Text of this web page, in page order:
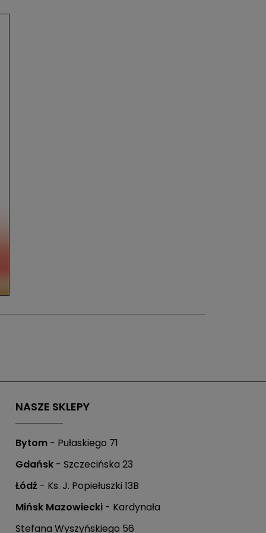
a Ty masz 21 dni , aby płatność
NASZE SKLEPY
Bytom - Pułaskiego 71
Gdańsk - Szczecińska 23
Łódź - Ks. J. Popiełuszki 13B
Mińsk Mazowiecki - Kardynała
Stefana Wyszyńskiego 56